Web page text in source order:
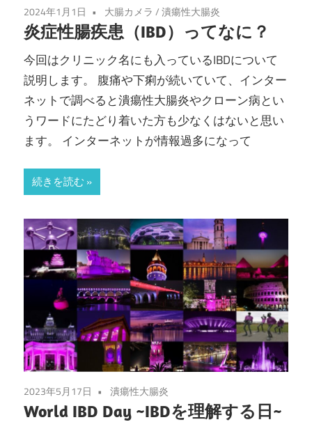
2024年1月1日 大腸カメラ /潰瘍性大腸炎
炎症性腸疾患（IBD）ってなに？
今回はクリニック名にも入っているIBDについて
説明します。 腹痛や下痢が続いていて、インター
ネットで調べると潰瘍性大腸炎やクローン病とい
うワードにたどり着いた方も少なくはないと思い
ます。 インターネットが情報過多になって
続きを読む
2023年5月17日 潰瘍性大腸炎
World IBD Day ~IBDを理解する日~